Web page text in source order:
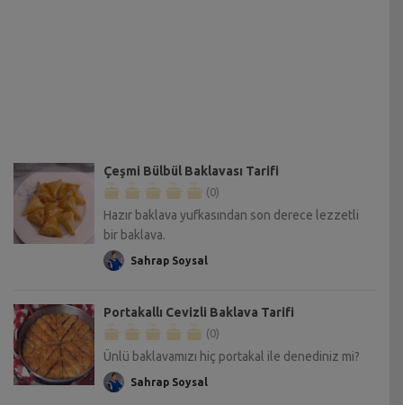
Çeşmi Bülbül Baklavası Tarifi
(0)
Hazır baklava yufkasından son derece lezzetli
bir baklava.
Sahrap Soysal
Portakallı Cevizli Baklava Tarifi
(0)
Ünlü baklavamızı hiç portakal ile denediniz mi?
Sahrap Soysal